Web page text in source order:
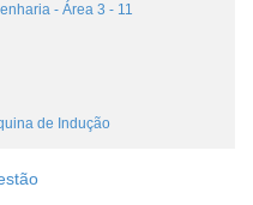
- Área 3 - 11
de Indução